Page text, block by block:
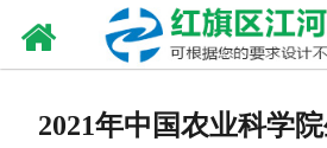
2021年中国农业科学